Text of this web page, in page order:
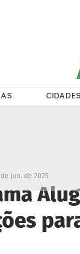
CIDADES
de jun. de 2025